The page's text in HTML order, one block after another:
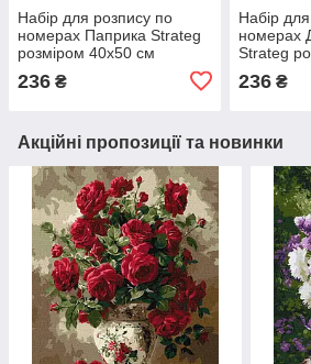
Набір для розпису по
номерах Паприка Strateg
розміром 40х50 см
236 ₴
Набір
номерах
Strateg
236₴
Акційні пропозиції та новинки